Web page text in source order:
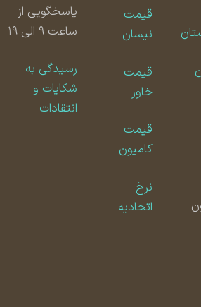
قیمت
نیسان
قیمت
قیمت
کامیون
اتحادیه
پاسخگویی از
ساعت ۹ الی ۱۹
رسیدگی به
شکایات و
انتقادات